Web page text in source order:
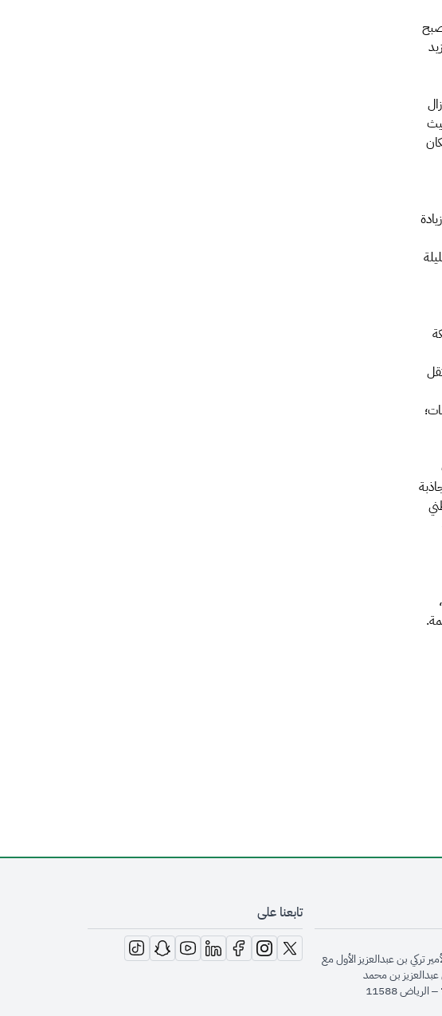
السكان
تركي بن عبدالعزيز الأول مع
بن محمد
تابعنا على
opens in new window
opens in new window
opens in new window
opens in new window
opens in new window
opens in new window
opens in new window